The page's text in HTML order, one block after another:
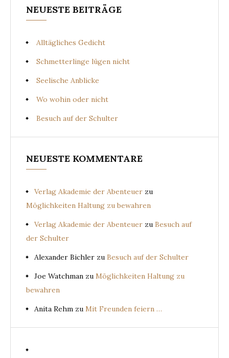
NEUESTE BEITRÄGE
Alltägliches Gedicht
Schmetterlinge lügen nicht
Seelische Anblicke
Wo wohin oder nicht
Besuch auf der Schulter
NEUESTE KOMMENTARE
Verlag Akademie der Abenteuer zu
Möglichkeiten Haltung zu bewahren
Verlag Akademie der Abenteuer zu Besuch auf
der Schulter
Alexander Bichler zu Besuch auf der Schulter
Joe Watchman zu Möglichkeiten Haltung zu
bewahren
Anita Rehm zu Mit Freunden feiern …